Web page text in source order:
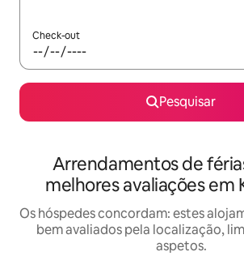
Check-out
Pesquisar
Arrendamentos de
melhores avaliações em
Os hóspedes concordam: estes
bem avaliados pela localização,
aspetos.